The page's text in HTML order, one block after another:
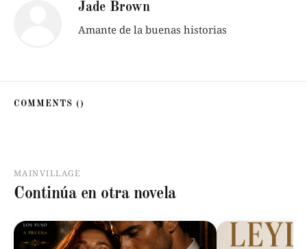
Jade Brown
Amante de la buenas historias
COMMENTS ()
MAINVILLAGE
Continúa en otra novela